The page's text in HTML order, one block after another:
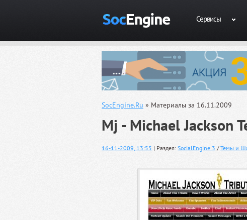
Сервисы
SocEngine.Ru » Материалы за 16.11.2009
Mj - Michael Jackson
16-11-2009, 13:55 | Раздел: SocialEngine 3 /Темы и